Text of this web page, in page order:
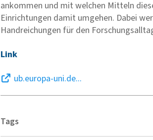
ankommen und mit welchen Mitteln
Einrichtungen damit umgehen. Dabei
Handreichungen für den
Link
ub.europa-uni.de...
Tags